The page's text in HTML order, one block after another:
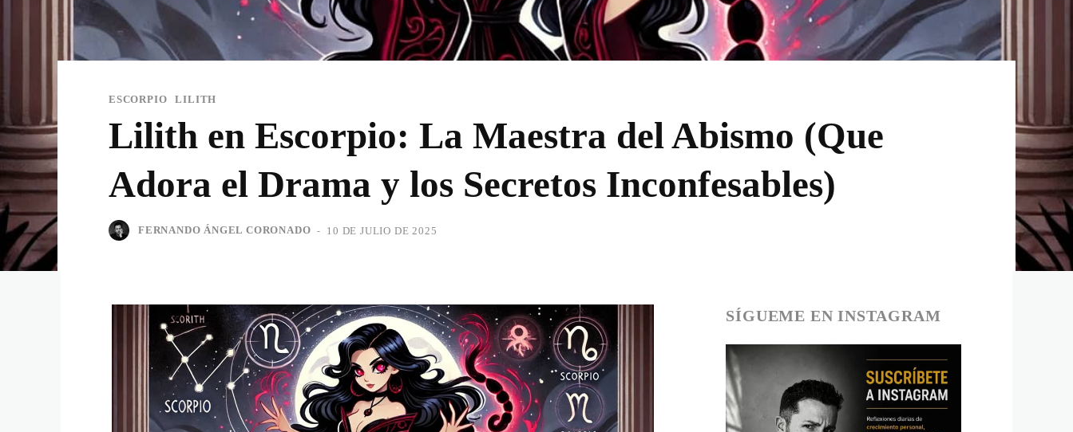
ESCORPIO LILITH
Lilith en Escorpio: La Maestra del Abismo (Que
Adora el Drama y los Secretos Inconfesables)
FERNANDO ÁNGEL CORONADO - 10 DE JULIO DE 2025
SÍGUEME EN INSTAGRAM